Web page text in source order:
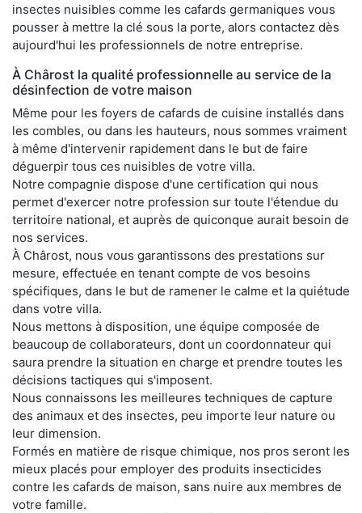
insectes nuisibles comme les cafards germaniques vous
pousser à mettre la clé sous la porte, alors contactez dès
aujourd'hui les professionnels de notre entreprise.
À Chârost la qualité professionnelle au service de la
désinfection de votre maison
Même pour les foyers de cafards de cuisine installés dans
les combles, ou dans les hauteurs, nous sommes vraiment
à même d'intervenir rapidement dans le but de faire
déguerpir tous ces nuisibles de votre villa.
Notre compagnie dispose d'une certification qui nous
permet d'exercer notre profession sur toute l'étendue du
territoire national, et auprès de quiconque aurait besoin de
nos services.
À Chârost, nous vous garantissons des prestations sur
mesure, effectuée en tenant compte de vos besoins
spécifiques, dans le but de ramener le calme et la quiétude
dans votre villa.
Nous mettons à disposition, une équipe composée de
beaucoup de collaborateurs, dont un coordonnateur qui
saura prendre la situation en charge et prendre toutes les
décisions tactiques qui s'imposent.
Nous connaissons les meilleures techniques de capture
des animaux et des insectes, peu importe leur nature ou
leur dimension.
Formés en matière de risque chimique, nos pros seront les
mieux placés pour employer des produits insecticides
contre les cafards de maison, sans nuire aux membres de
votre famille.